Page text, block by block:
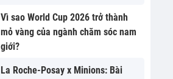
Vì sao World Cup 2026 trở thành
mỏ vàng của ngành chăm sóc nam
giới?
La Roche-Posay x Minions: Bài